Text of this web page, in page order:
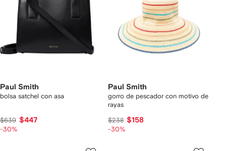
Paul Smith
bolsa satchel con asa
$639 $447
-30%
Paul Smith
gorro de pescador con motivo de
rayas
$238 $158
-30%